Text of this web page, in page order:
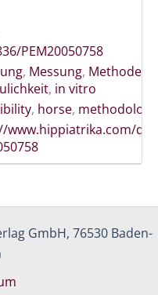
PEM20050758
, Messung, Methoden
, in vitro
, horse, methodology
www.hippiatrika.com/
GmbH, 76530 Baden-